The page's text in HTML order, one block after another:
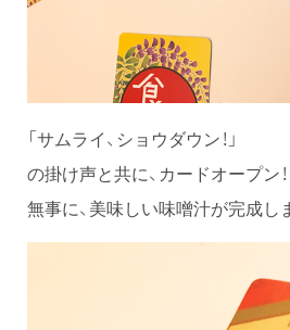
「サムライ、ショウダウン！」
の掛け声と共に、カードオープン！
無事に、美味しい味噌汁が完成し